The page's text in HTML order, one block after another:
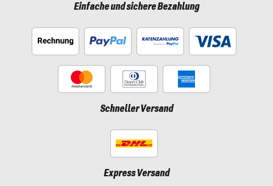
Einfache und sichere Bezahlung
Schneller Versand
Express Versand